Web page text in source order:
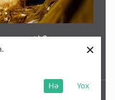
Yox
Hə
×
satıb?